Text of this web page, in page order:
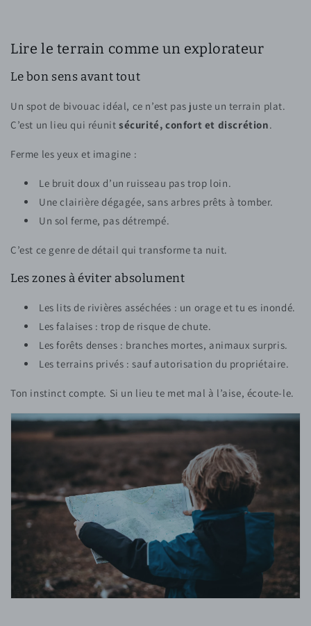
Lire le terrain comme un explorateur
Le bon sens avant tout
Un spot de bivouac idéal, ce n’est pas juste un terrain plat.
C’est un lieu qui réunit sécurité, confort et discrétion.
Ferme les yeux et imagine :
Le bruit doux d’un ruisseau pas trop loin.
Une clairière dégagée, sans arbres prêts à tomber.
Un sol ferme, pas détrempé.
C’est ce genre de détail qui transforme ta nuit.
Les zones à éviter absolument
Les lits de rivières asséchées : un orage et tu es inondé.
Les falaises : trop de risque de chute.
Les forêts denses : branches mortes, animaux surpris.
Les terrains privés : sauf autorisation du propriétaire.
Ton instinct compte. Si un lieu te met mal à l’aise, écoute-le.